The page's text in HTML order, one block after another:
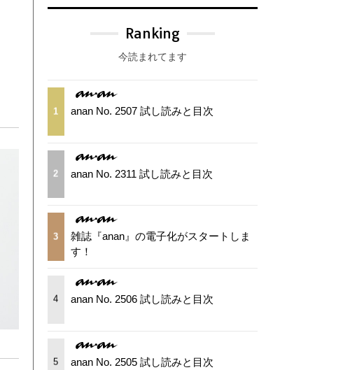
Ranking
今読まれてます
1 anan No. 2507 試し読みと目次
2 anan No. 2311 試し読みと目次
3
雑誌『anan』の電子化がスタートしま
す！
4 anan No. 2506 試し読みと目次
5 anan No. 2505 試し読みと目次